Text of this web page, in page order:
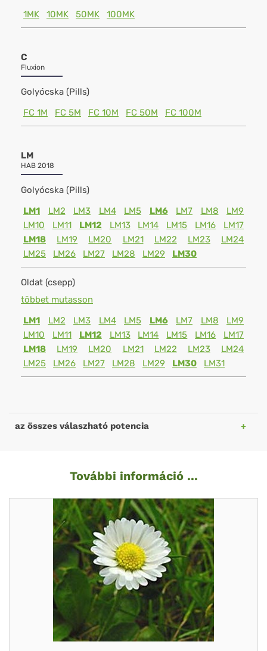
1MK
10MK 50MK 100MK
C
Fluxion
Golyócska (Pills)
FC 1M
FC 5M FC 10M FC 50M FC 100M
LM
HAB 2018
Golyócska (Pills)
LM1
LM2 LM3 LM4 LM5 LM6 LM7 LM8
LM9
LM10
LM11 LM12 LM13 LM14 LM15 LM16
LM17
LM18
LM19 LM20 LM21 LM22 LM23
LM24
LM25
LM26 LM27 LM28 LM29 LM30
Oldat (csepp)
többet mutasson
LM1
LM2 LM3 LM4 LM5 LM6 LM7 LM8
LM9
LM10
LM11 LM12 LM13 LM14 LM15 LM16
LM17
LM18
LM19 LM20 LM21 LM22 LM23
LM24
LM25
LM26 LM27 LM28 LM29 LM30 LM31
az összes válaszható potencia
További információ ...